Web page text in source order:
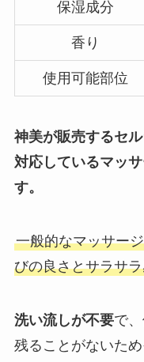
保湿成分
香り
使用可能部位
神美が販売するセ
対応しているマッ
す。
一般的なマッサー
びの良さとサラサ
洗い流しが不要で
残ることがないた